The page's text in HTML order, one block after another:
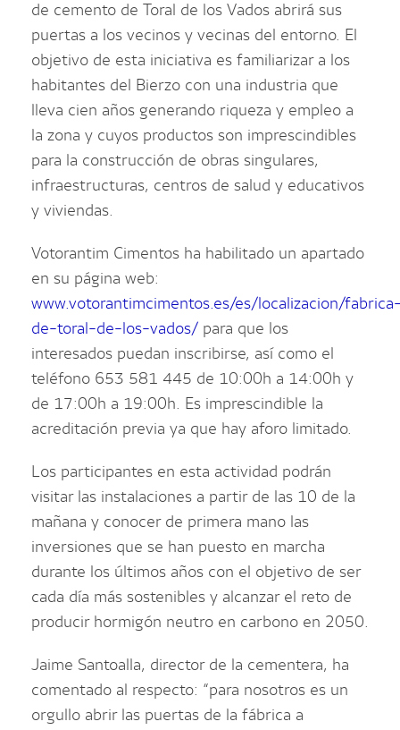
de cemento de Toral de los Vados abrirá sus
puertas a los vecinos y vecinas del entorno. El
objetivo de esta iniciativa es familiarizar a los
habitantes del Bierzo con una industria que
lleva cien años generando riqueza y empleo a
la zona y cuyos productos son imprescindibles
para la construcción de obras singulares,
infraestructuras, centros de salud y educativos
y viviendas.
Votorantim Cimentos ha habilitado un apartado
en su página web:
www.votorantimcimentos.es/es/localizacion/
de-toral-de-los-vados/ para que los
interesados puedan inscribirse, así como el
teléfono 653 581 445 de 10:00h a 14:00h y
de 17:00h a 19:00h. Es imprescindible la
acreditación previa ya que hay aforo limitado.
Los participantes en esta actividad podrán
visitar las instalaciones a partir de las 10 de la
mañana y conocer de primera mano las
inversiones que se han puesto en marcha
durante los últimos años con el objetivo de ser
cada día más sostenibles y alcanzar el reto de
producir hormigón neutro en carbono en 2050.
Jaime Santoalla, director de la cementera, ha
comentado al respecto: “para nosotros es un
orgullo abrir las puertas de la fábrica a